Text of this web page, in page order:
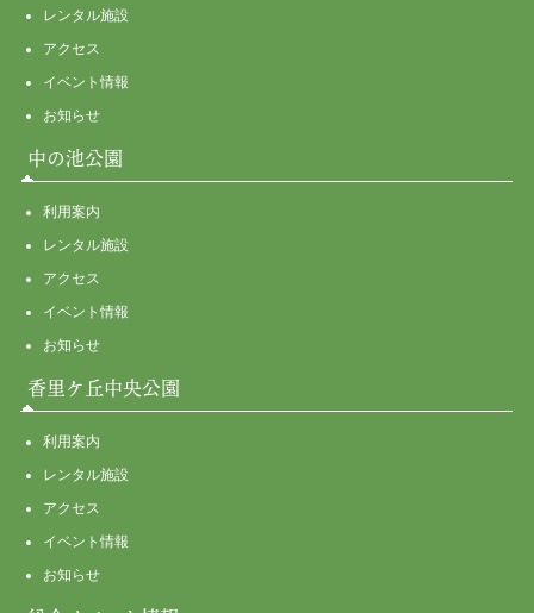
レンタル施設
アクセス
イベント情報
お知らせ
中の池公園
利用案内
レンタル施設
アクセス
イベント情報
お知らせ
香里ケ丘中央公園
利用案内
レンタル施設
アクセス
イベント情報
お知らせ